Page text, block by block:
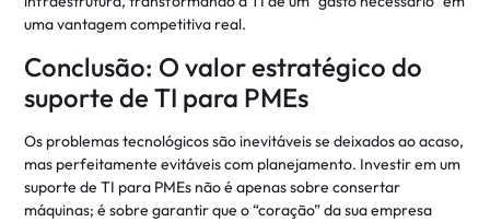
uma vantagem competitiva real.
Conclusão: O valor estratégico do
suporte de TI para PMEs
Os problemas tecnológicos são inevitáveis se deixados ao acaso,
mas perfeitamente evitáveis com planejamento. Investir em um
suporte de TI para PMEs não é apenas sobre consertar
máquinas; é sobre garantir que o “coração” da sua empresa